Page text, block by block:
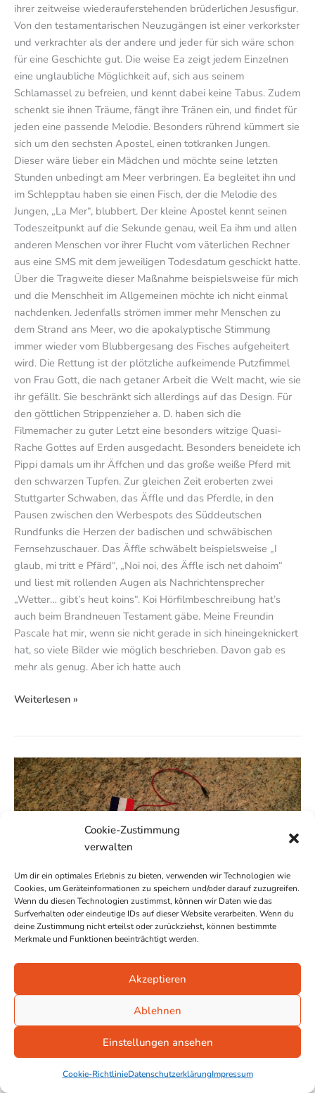
Cookie-Zustimmung
verwalten
Um dir ein optimales Erlebnis zu bieten, verwenden wir Technologien wie
Cookies, um Geräteinformationen zu speichern und/oder darauf zuzugreifen.
Wenn du diesen Technologien zustimmst, können wir Daten wie das
Surfverhalten oder eindeutige IDs auf dieser Website verarbeiten. Wenn du
deine Zustimmung nicht erteilst oder zurückziehst, können bestimmte
Merkmale und Funktionen beeinträchtigt werden.
Akzeptieren
Ablehnen
Einstellungen ansehen
Cookie-RichtlinieDatenschutzerklärungImpressum
ihrer zeitweise wiederauferstehenden brüderlichen Jesusfigur.
Von den testamentarischen Neuzugängen ist einer verkorkster
und verkrachter als der andere und jeder für sich wäre schon
für eine Geschichte gut. Die weise Ea zeigt jedem Einzelnen
eine unglaubliche Möglichkeit auf, sich aus seinem
Schlamassel zu befreien, und kennt dabei keine Tabus. Zudem
schenkt sie ihnen Träume, fängt ihre Tränen ein, und findet für
jeden eine passende Melodie. Besonders rührend kümmert sie
sich um den sechsten Apostel, einen totkranken Jungen.
Dieser wäre lieber ein Mädchen und möchte seine letzten
Stunden unbedingt am Meer verbringen. Ea begleitet ihn und
im Schlepptau haben sie einen Fisch, der die Melodie des
Jungen, „La Mer“, blubbert. Der kleine Apostel kennt seinen
Todeszeitpunkt auf die Sekunde genau, weil Ea ihm und allen
anderen Menschen vor ihrer Flucht vom väterlichen Rechner
aus eine SMS mit dem jeweiligen Todesdatum geschickt hatte.
Über die Tragweite dieser Maßnahme beispielsweise für mich
und die Menschheit im Allgemeinen möchte ich nicht einmal
nachdenken. Jedenfalls strömen immer mehr Menschen zu
dem Strand ans Meer, wo die apokalyptische Stimmung
immer wieder vom Blubbergesang des Fisches aufgeheitert
wird. Die Rettung ist der plötzliche aufkeimende Putzfimmel
von Frau Gott, die nach getaner Arbeit die Welt macht, wie sie
ihr gefällt. Sie beschränkt sich allerdings auf das Design. Für
den göttlichen Strippenzieher a. D. haben sich die
Filmemacher zu guter Letzt eine besonders witzige Quasi-
Rache Gottes auf Erden ausgedacht. Besonders beneidete ich
Pippi damals um ihr Äffchen und das große weiße Pferd mit
den schwarzen Tupfen. Zur gleichen Zeit eroberten zwei
Stuttgarter Schwaben, das Äffle und das Pferdle, in den
Pausen zwischen den Werbespots des Süddeutschen
Rundfunks die Herzen der badischen und schwäbischen
Fernsehzuschauer. Das Äffle schwäbelt beispielsweise „I
glaub, mi tritt e Pfärd“, „Noi noi, des Äffle isch net dahoim“
und liest mit rollenden Augen als Nachrichtensprecher
„Wetter… gibt’s heut koins“. Koi Hörfilmbeschreibung hat’s
auch beim Brandneuen Testament gäbe. Meine Freundin
Pascale hat mir, wenn sie nicht gerade in sich hineingeknickert
hat, so viele Bilder wie möglich beschrieben. Davon gab es
mehr als genug. Aber ich hatte auch
Weiterlesen »
James Bond 007: Spectre
Gesehen gehört/Daniel Craig,Filmmusik,Internationaler
17. November 2015
„Je suis Paris!“ Am Montag, dem 16. November 2015, um
James
Bond
007:
Spectre